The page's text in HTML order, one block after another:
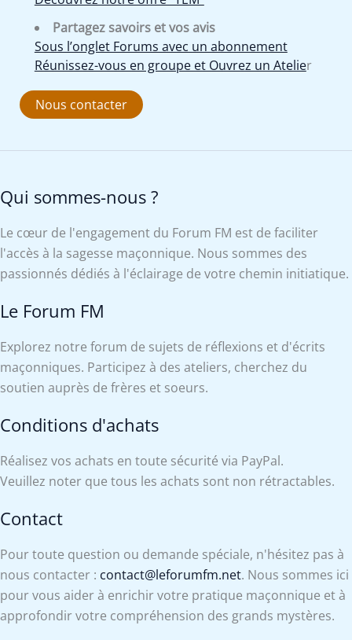
Partagez savoirs et vos avis
Sous l’onglet Forums avec un abonnement
Réunissez-vous en groupe et Ouvrez un Atelier
Nous contacter
Qui sommes-nous ?
Le cœur de l'engagement du Forum FM est de faciliter
l'accès à la sagesse maçonnique. Nous sommes des
passionnés dédiés à l'éclairage de votre chemin initiatique.
Le Forum FM
Explorez notre forum de sujets de réflexions et d'écrits
maçonniques. Participez à des ateliers, cherchez du
soutien auprès de frères et soeurs.
Conditions d'achats
Réalisez vos achats en toute sécurité via PayPal.
Veuillez noter que tous les achats sont non rétractables.
Contact
Pour toute question ou demande spéciale, n'hésitez pas à
nous contacter : contact@leforumfm.net. Nous sommes ici
pour vous aider à enrichir votre pratique maçonnique et à
approfondir votre compréhension des grands mystères.